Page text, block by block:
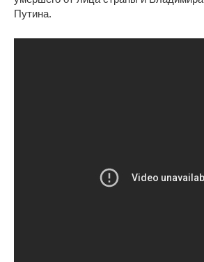
Путина.